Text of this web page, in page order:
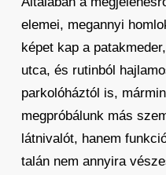
elemei, megannyi
képet kap a
utca, és rutinból
parkolóháztól is,
megpróbálunk más
látnivalót, hanem
talán nem annyira